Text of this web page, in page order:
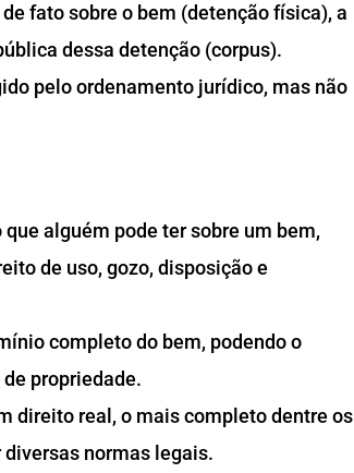
fato sobre o bem (detenção física), a
dessa detenção (corpus).
pelo ordenamento jurídico, mas não
alguém pode ter sobre um bem,
de uso, gozo, disposição e
completo do bem, podendo o
propriedade.
direito real, o mais completo dentre os
normas legais.